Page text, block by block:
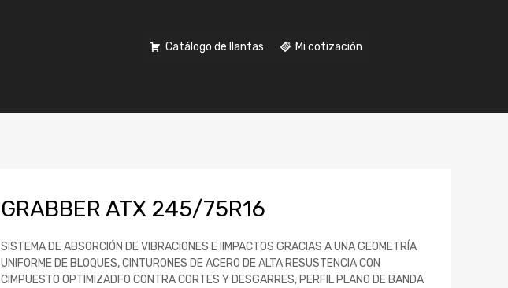
Mi cotización
Catálogo de llantas
GRABBER ATX 245/75R16
SISTEMA DE ABSORCIÓN DE VIBRACIONES E IIMPACTOS GRACIAS A UNA GEOMETRÍA
UNIFORME DE BLOQUES, CINTURONES DE ACERO DE ALTA RESUSTENCIA CON
CIMPUESTO OPTIMIZADFO CONTRA CORTES Y DESGARRES, PERFIL PLANO DE BANDA